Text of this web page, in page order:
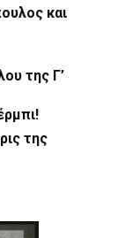
και
της Γ’
της